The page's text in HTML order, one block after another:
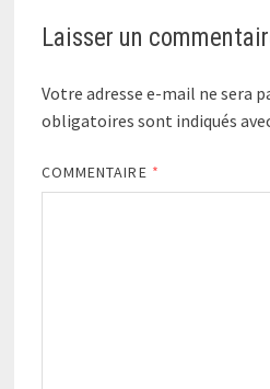
Laisser un
Votre adresse e-mail ne sera
obligatoires sont indiqués
COMMENTAIRE *